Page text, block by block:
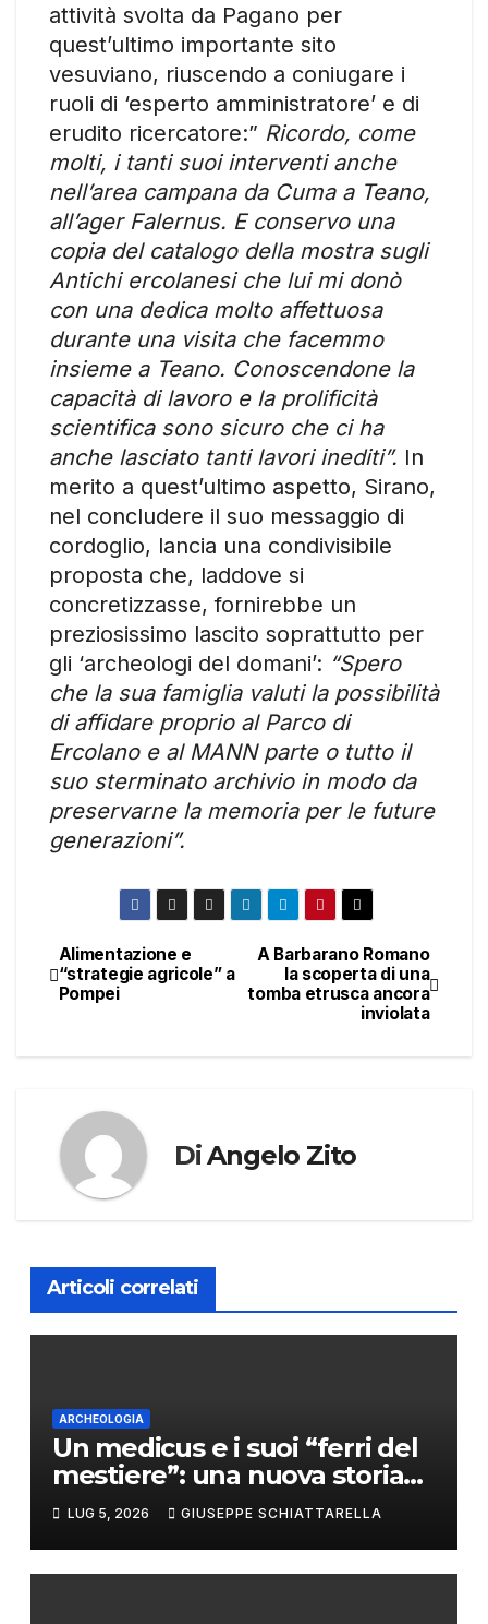
attività svolta da Pagano per
quest’ultimo importante sito
vesuviano, riuscendo a coniugare i
ruoli di ‘esperto amministratore’ e di
erudito ricercatore:” Ricordo, come
molti, i tanti suoi interventi anche
nell’area campana da Cuma a Teano,
all’ager Falernus. E conservo una
copia del catalogo della mostra sugli
Antichi ercolanesi che lui mi donò
con una dedica molto affettuosa
durante una visita che facemmo
insieme a Teano. Conoscendone la
capacità di lavoro e la prolificità
scientifica sono sicuro che ci ha
anche lasciato tanti lavori inediti”. In
merito a quest’ultimo aspetto, Sirano,
nel concludere il suo messaggio di
cordoglio, lancia una condivisibile
proposta che, laddove si
concretizzasse, fornirebbe un
preziosissimo lascito soprattutto per
gli ‘archeologi del domani’: “Spero
che la sua famiglia valuti la possibilità
di affidare proprio al Parco di
Ercolano e al MANN parte o tutto il
suo sterminato archivio in modo da
preservarne la memoria per le future
generazioni”.
Navigazione
articoli
A Barbarano Romano
la scoperta di una
tomba etrusca ancora
inviolata
Alimentazione e
“strategie agricole” a
Pompei
DiAngelo Zito
Articoli correlati
ARCHEOLOGIA
Un medicus e i suoi “ferri del
mestiere”: una nuova storia
da Pompei
LUG 5, 2026 GIUSEPPE SCHIATTARELLA